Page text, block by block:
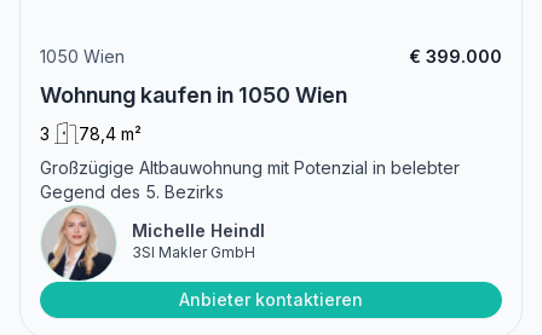
1050 Wien € 399.000
Wohnung kaufen in 1050 Wien
3
78,4 m²
Großzügige Altbauwohnung mit Potenzial in belebter
Gegend des 5. Bezirks
Michelle Heindl
3SI Makler GmbH
Anbieter kontaktieren